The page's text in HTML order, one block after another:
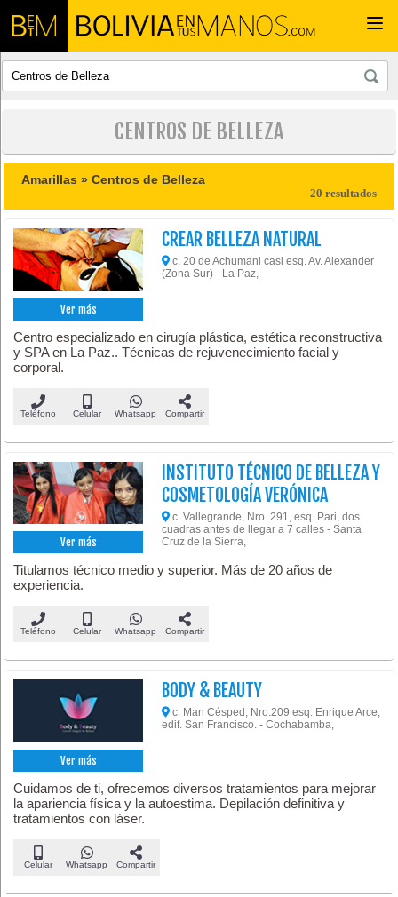
CENTROS DE BELLEZA
Amarillas »Centros de Belleza
20 resultados
Ver más
CREAR BELLEZA NATURAL
c. 20 de Achumani casi esq. Av. Alexander
(Zona Sur) - La Paz,
Centro especializado en cirugía plástica, estética reconstructiva
y SPA en La Paz.. Técnicas de rejuvenecimiento facial y
corporal.
Teléfono Celular Whatsapp Compartir
Ver más
INSTITUTO TÉCNICO DE BELLEZA Y
COSMETOLOGÍA VERÓNICA
c. Vallegrande, Nro. 291, esq. Pari, dos
cuadras antes de llegar a 7 calles - Santa
Cruz de la Sierra,
Titulamos técnico medio y superior. Más de 20 años de
experiencia.
Teléfono Celular Whatsapp Compartir
Ver más
BODY & BEAUTY
c. Man Césped, Nro.209 esq. Enrique Arce,
edif. San Francisco. - Cochabamba,
Cuidamos de ti, ofrecemos diversos tratamientos para mejorar
la apariencia física y la autoestima. Depilación definitiva y
tratamientos con láser.
Celular Whatsapp Compartir